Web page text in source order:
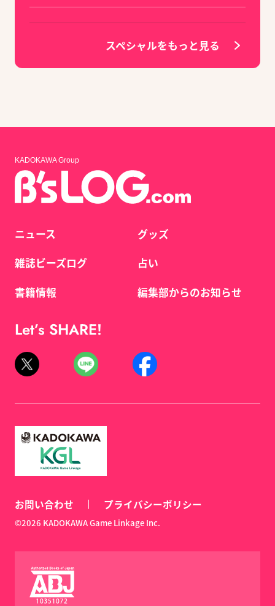
スペシャルをもっと見る
KADOKAWA Group
ニュース
雑誌ビーズログ
書籍情報
グッズ
占い
編集部からのお知らせ
Let’s SHARE!
お問い合わせ プライバシーポリシー
©2026 KADOKAWA Game Linkage Inc.